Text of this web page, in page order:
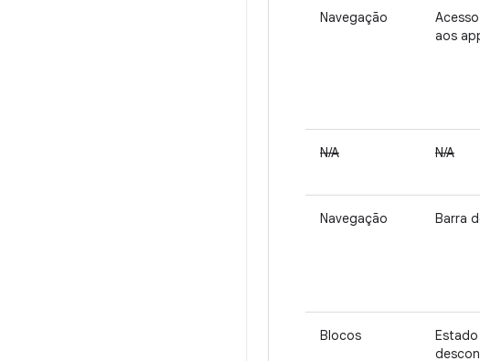
Navegação
aos
N/A N/A
Navegação Barra
Blocos